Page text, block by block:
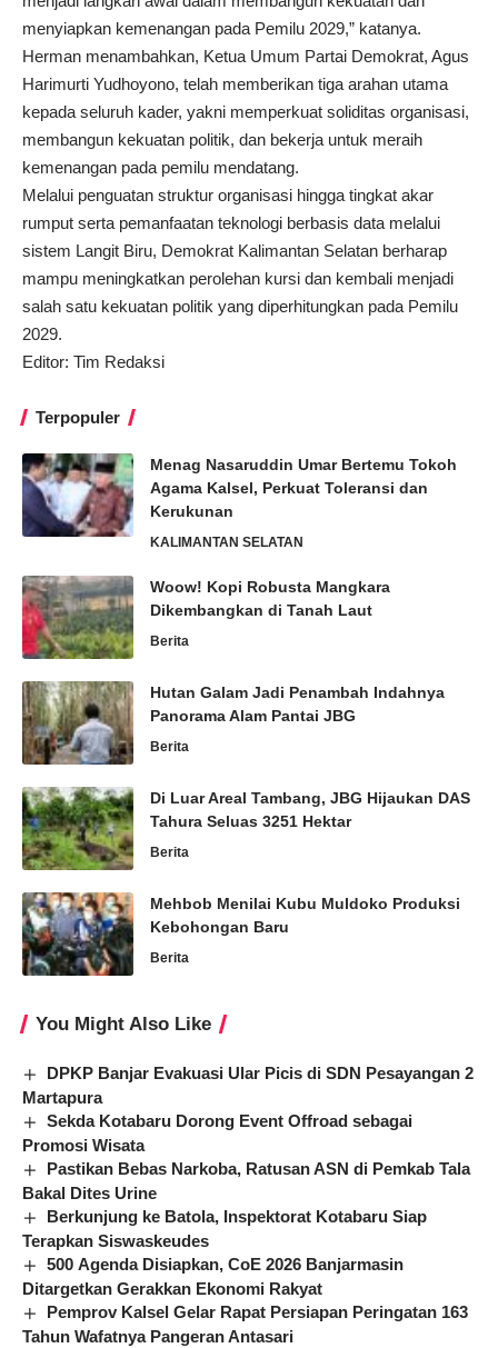
menyiapkan kemenangan pada Pemilu 2029,” katanya.
Herman menambahkan, Ketua Umum Partai Demokrat, Agus
Harimurti Yudhoyono, telah memberikan tiga arahan utama
kepada seluruh kader, yakni memperkuat soliditas organisasi,
membangun kekuatan politik, dan bekerja untuk meraih
kemenangan pada pemilu mendatang.
Melalui penguatan struktur organisasi hingga tingkat akar
rumput serta pemanfaatan teknologi berbasis data melalui
sistem Langit Biru, Demokrat Kalimantan Selatan berharap
mampu meningkatkan perolehan kursi dan kembali menjadi
salah satu kekuatan politik yang diperhitungkan pada Pemilu
2029.
Editor: Tim Redaksi
Terpopuler
Menag Nasaruddin Umar Bertemu Tokoh
Agama Kalsel, Perkuat Toleransi dan
Kerukunan
KALIMANTAN SELATAN
Woow! Kopi Robusta Mangkara
Dikembangkan di Tanah Laut
Berita
Hutan Galam Jadi Penambah Indahnya
Panorama Alam Pantai JBG
Berita
Di Luar Areal Tambang, JBG Hijaukan DAS
Tahura Seluas 3251 Hektar
Berita
Mehbob Menilai Kubu Muldoko Produksi
Kebohongan Baru
Berita
You Might Also Like
DPKP Banjar Evakuasi Ular Picis di SDN Pesayangan 2
Martapura
Sekda Kotabaru Dorong Event Offroad sebagai
Promosi Wisata
Pastikan Bebas Narkoba, Ratusan ASN di Pemkab Tala
Bakal Dites Urine
Berkunjung ke Batola, Inspektorat Kotabaru Siap
Terapkan Siswaskeudes
500 Agenda Disiapkan, CoE 2026 Banjarmasin
Ditargetkan Gerakkan Ekonomi Rakyat
Pemprov Kalsel Gelar Rapat Persiapan Peringatan 163
Tahun Wafatnya Pangeran Antasari